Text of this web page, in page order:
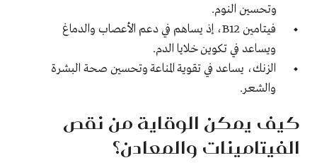
وتحسين النوم.
فيتامين B12، إذ يساهم في دعم الأعصاب والدماغ
ويساعد في تكوين خلايا الدم.
الزنك، يساعد في تقوية المناعة وتحسين صحة البشرة
والشعر.
كيف يمكن الوقاية من نقص
الفيتامينات والمعادن؟